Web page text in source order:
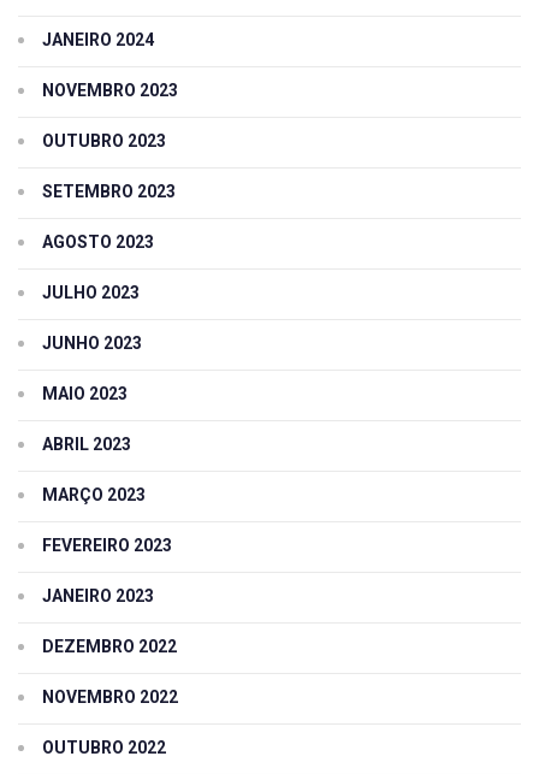
JANEIRO 2024
NOVEMBRO 2023
OUTUBRO 2023
SETEMBRO 2023
AGOSTO 2023
JULHO 2023
JUNHO 2023
MAIO 2023
ABRIL 2023
MARÇO 2023
FEVEREIRO 2023
JANEIRO 2023
DEZEMBRO 2022
NOVEMBRO 2022
OUTUBRO 2022